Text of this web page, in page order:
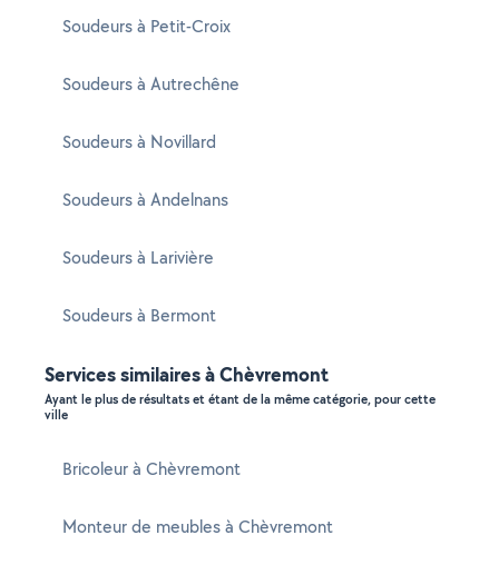
Soudeurs à Petit-Croix
Soudeurs à Autrechêne
Soudeurs à Novillard
Soudeurs à Andelnans
Soudeurs à Larivière
Soudeurs à Bermont
Services similaires à Chèvremont
Ayant le plus de résultats et étant de la même catégorie, pour cette
ville
Bricoleur à Chèvremont
Monteur de meubles à Chèvremont